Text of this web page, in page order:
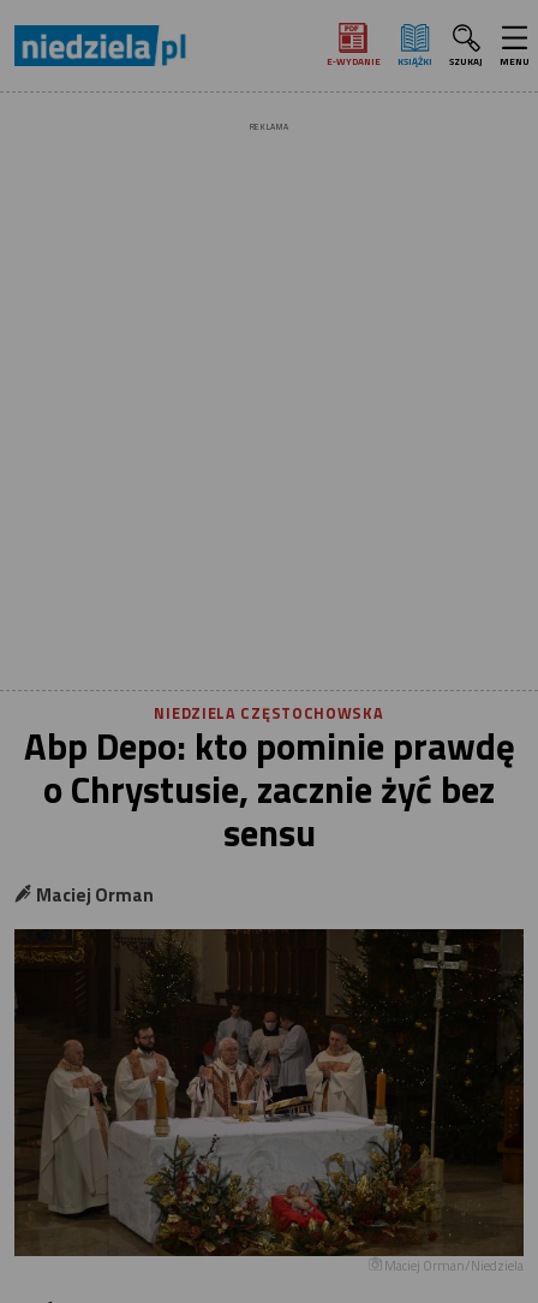
E‑WYDANIE KSIĄŻKI SZUKAJ MENU
REKLAMA
NIEDZIELA CZĘSTOCHOWSKA
Abp Depo: kto pominie prawdę
o Chrystusie, zacznie żyć bez
sensu
Maciej Orman
Maciej Orman/Niedziela